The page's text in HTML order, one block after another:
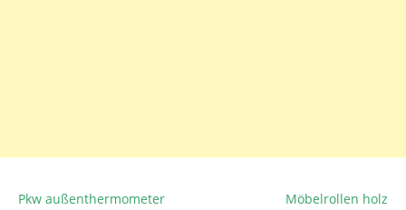
BEITRAGSNAVIGATION
Pkw außenthermometer Möbelrollen holz